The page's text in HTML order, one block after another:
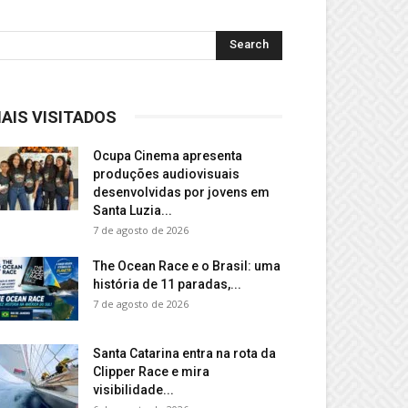
VISITADOS
Ocupa Cinema apresenta
produções audiovisuais
desenvolvidas por jovens em
Santa Luzia...
7 de agosto de 2026
The Ocean Race e o Brasil: uma
história de 11 paradas,...
7 de agosto de 2026
Santa Catarina entra na rota da
Clipper Race e mira
visibilidade...